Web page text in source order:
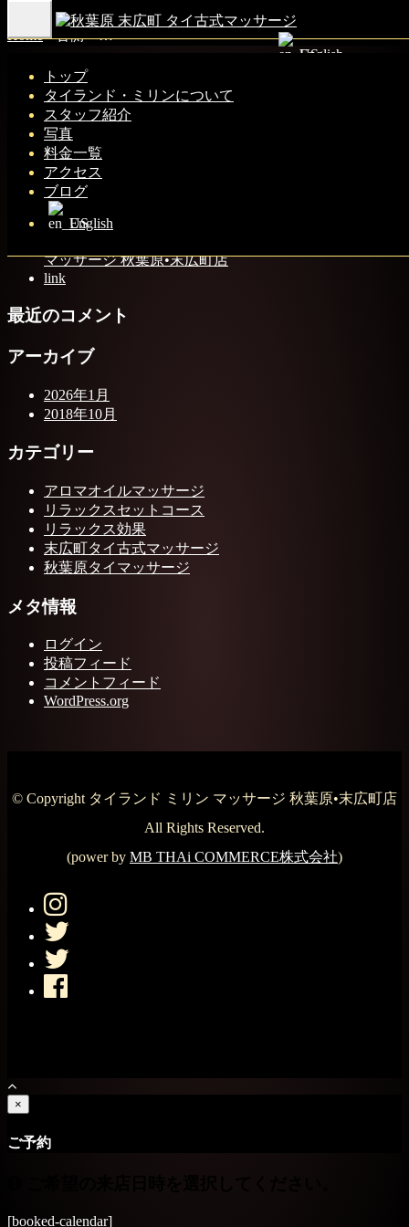
English
Toggle
navigation
トップ
タイランド・ミリンについて
スタッフ紹介
写真
料金一覧
アクセス
ブログ
English
Home-右側へ…
右側へお進みください。
最近の投稿
マッサージ 秋葉原•末広町店
link
最近のコメント
アーカイブ
2026年1月
2018年10月
カテゴリー
アロマオイルマッサージ
リラックスセットコース
リラックス効果
末広町タイ古式マッサージ
秋葉原タイマッサージ
メタ情報
ログイン
投稿フィード
コメントフィード
WordPress.org
© Copyright タイランド ミリン マッサージ 秋葉原•末広町店
All Rights Reserved.
(power by MB THAi COMMERCE株式会社)
×
ご予約
[booked-calendar]